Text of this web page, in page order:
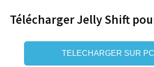
Télécharger Jelly Shift
TELECHARGER SUR PC